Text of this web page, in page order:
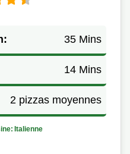
35 Mins
14 Mins
2 pizzas moyennes
Italienne